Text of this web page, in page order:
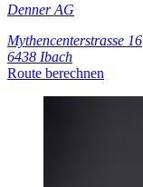
Denner AG
Mythencenterstrasse 16
6438 Ibach
Route berechnen